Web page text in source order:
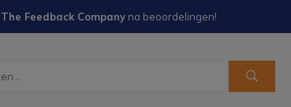
The Feedback Company na beoordelingen!